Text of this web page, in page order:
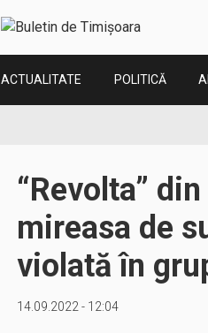
ACTUALITATE POLITICĂ
“Revolta”
mireasa de
violată în
14.09.2022 - 12:04